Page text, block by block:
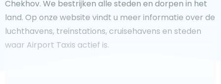
Chekhov. We bestrijken alle steden en dorpen in het
land. Op onze website vindt u meer informatie over de
luchthavens, treinstations, cruisehavens en steden
waar Airport Taxis actief is.